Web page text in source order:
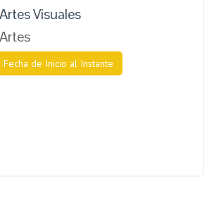
Visuales
Fecha de Inicio al Instante